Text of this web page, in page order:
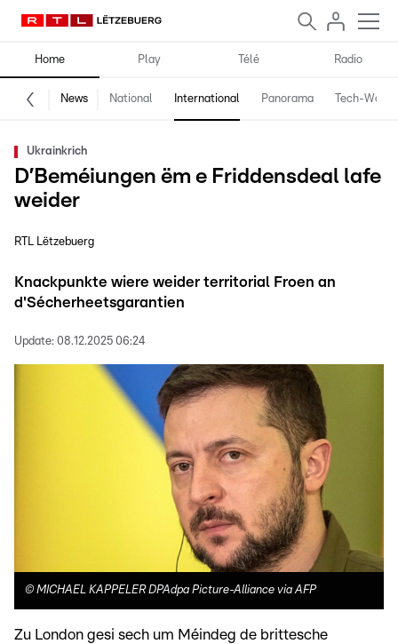
Home Play Télé Radio
News National International Panorama Tech-World
Ukrainkrich
D’Beméiungen ëm e Friddensdeal lafe
weider
RTL Lëtzebuerg
Knackpunkte wiere weider territorial Froen an
d'Sécherheetsgarantien
Update: 08.12.2025 06:24
© MICHAEL KAPPELER DPAdpa Picture-Alliance via AFP
Zu London gesi sech um Méindeg de brittesche